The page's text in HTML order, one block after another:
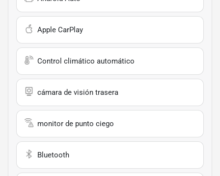
Apple CarPlay
Control climático automático
cámara de visión trasera
monitor de punto ciego
Bluetooth